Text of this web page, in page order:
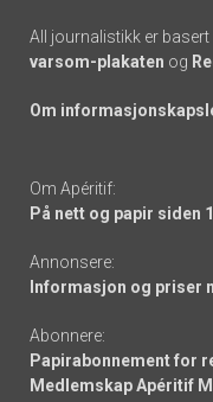
All journalistikk er basert
varsom-plakaten og
Om
Om Apéritif:
På nett og papir siden
Annonsere:
Informasjon og priser
Abonnere:
Papirabonnement for
Medlemskap Apéritif